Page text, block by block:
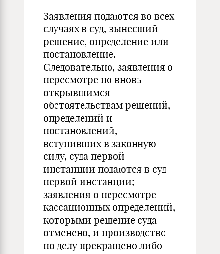
Заявления подаются во всех
случаях в суд, вынесший
решение, определение или
постановление.
Следовательно, заявления о
пересмотре по вновь
открывшимся
обстоятельствам решений,
определений и
постановлений,
вступивших в законную
силу, суда первой
инстанции подаются в суд
первой инстанции;
заявления о пересмотре
кассационных определений,
которыми решение суда
отменено, и производство
по делу прекращено либо